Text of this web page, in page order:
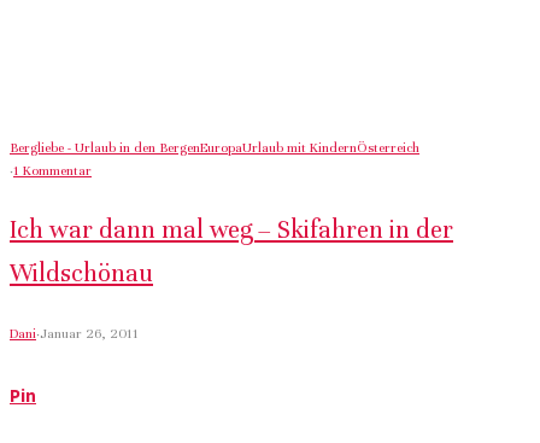
Bergliebe - Urlaub in den BergenEuropaUrlaub mit KindernÖsterreich
·1 Kommentar
Ich war dann mal weg – Skifahren in der
Wildschönau
Dani·Januar 26, 2011
Pin